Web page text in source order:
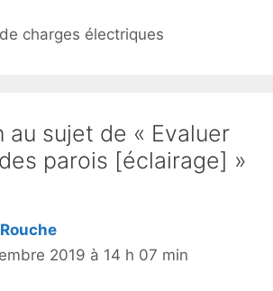
charges électriques
au sujet de « Evaluer
parois [éclairage] »
2019 à 14 h 07 min